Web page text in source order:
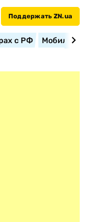
Поддержать ZN.ua
с РФ